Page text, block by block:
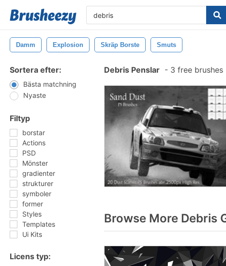
Damm Explosion Skräp Borste Smuts
Sortera efter:
Bästa matchning
Nyaste
Filtyp
borstar
Actions
PSD
Mönster
gradienter
strukturer
symboler
former
Styles
Templates
Ui Kits
Licens typ:
Debris Penslar - 3 free brushes
Browse More Debris